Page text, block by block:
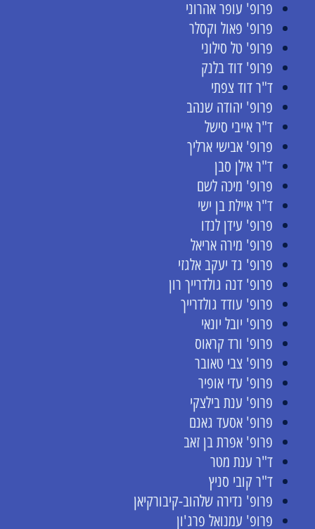
פרופ' עופר אהרוני
פרופ' פאול וקסלר
פרופ' טל סילוני
פרופ' דוד בלנק
ד"ר דוד צפתי
פרופ' יהודה שנהב
ד"ר אייבי סישל
פרופ' אבישי ארליך
ד"ר אילן סבן
פרופ' מיכה לשם
ד"ר איילת בן ישי
פרופ' עידן לנדו
פרופ' מירה אריאל
פרופ' גד יעקב אלגזי
פרופ' דנה גולדרייך רון
פרופ' עודד גולדרייך
פרופ' יובל יונאי
פרופ' ורד קראוס
פרופ' צבי טאובר
פרופ' עדי אופיר
פרופ' ענת בילצקי
פרופ' אסעד גאנם
פרופ' אפרת בן זאב
ד"ר ענת מטר
ד"ר קובי סניץ
פרופ' נדירה שלהוב-קיבורקיאן
פרופ' עמנואל פרג'ון